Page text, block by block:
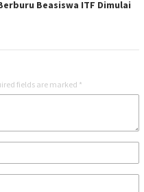
Beasiswa ITF Dimulai
fields are marked *